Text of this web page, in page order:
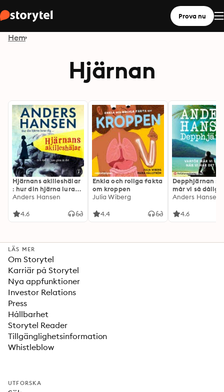
Prova nu
Hem
Hjärnan
Hjärnans akilleshälar
: hur din hjärna lurar
dig, och vad du kan
Anders Hansen
4.6
Enkla och roliga fakta
om kroppen
Julia Wiberg
4.4
Depphjärnan :
mår vi så dåligt
har det så bra?
Anders Hansen
4.6
LÄS MER
Om Storytel
Karriär på Storytel
Nya appfunktioner
Investor Relations
Press
Hållbarhet
Storytel Reader
Tillgänglighetsinformation
Whistleblow
UTFORSKA